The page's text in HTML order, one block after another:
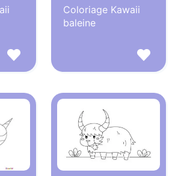
Coloriage Kawaii
baleine